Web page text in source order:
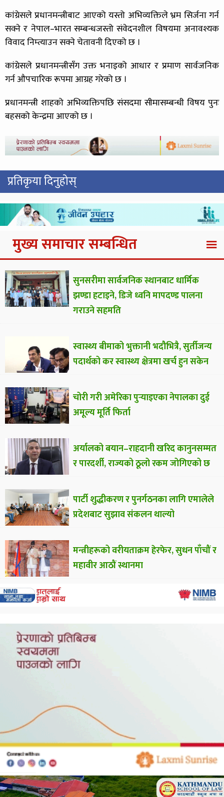
कांग्रेसले प्रधानमन्त्रीबाट आएको यस्तो अभिव्यक्तिले भ्रम सिर्जना गर्न
सक्ने र नेपाल–भारत सम्बन्धजस्तो संवेदनशील विषयमा अनावश्यक
विवाद निम्त्याउन सक्ने चेतावनी दिएको छ ।
कांग्रेसले प्रधानमन्त्रीसँग उक्त भनाइको आधार र प्रमाण सार्वजनिक
गर्न औपचारिक रूपमा आग्रह गरेको छ ।
प्रधानमन्त्री शाहको अभिव्यक्तिपछि संसदमा सीमासम्बन्धी विषय पुनः
बहसको केन्द्रमा आएको छ ।
प्रतिकृया दिनुहोस्
मुख्य समाचार सम्बन्धित
सुनसरीमा सार्वजनिक स्थानबाट धार्मिक
झण्डा हटाइने, डिजे ध्वनि मापदण्ड पालना
गराउने सहमति
स्वास्थ्य बीमाको भुक्तानी भदौभित्रै, सुर्तीजन्य
पदार्थको कर स्वास्थ्य क्षेत्रमा खर्च हुन सकेन
चोरी गरी अमेरिका पुर्‍याइएका नेपालका दुई
अमूल्य मूर्ति फिर्ता
अर्यालको बयान–राहदानी खरिद कानुनसम्मत
र पारदर्शी, राज्यको ठूलो रकम जोगिएको छ
पार्टी शुद्धीकरण र पुनर्गठनका लागि एमालेले
प्रदेशबाट सुझाव संकलन थाल्यो
मन्त्रीहरूको वरीयताक्रम हेरफेर, सुधन पाँचौं र
महावीर आठौं स्थानमा